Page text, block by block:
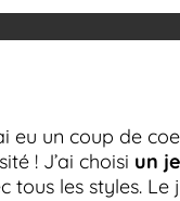
eu un coup de
! J’ai choisi un
tous les styles.